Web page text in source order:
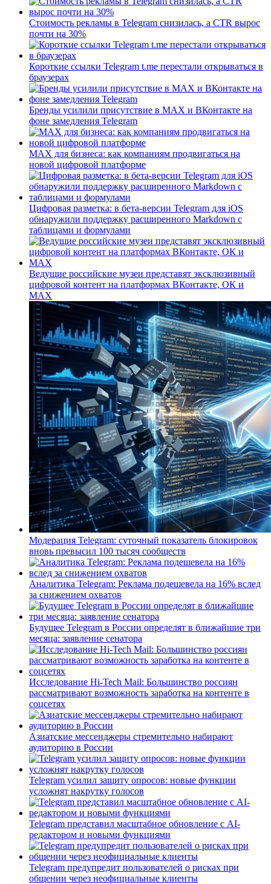
Стоимость рекламы в Telegram снизилась, а CTR вырос
почти на 30%
Короткие ссылки Telegram t.me перестали открываться в
браузерах
Бренды усилили присутствие в MAX и ВКонтакте на
фоне замедления Telegram
MAX для бизнеса: как компаниям продвигаться на
новой цифровой платформе
Цифровая разметка: в бета-версии Telegram для iOS
обнаружили поддержку расширенного Markdown с
таблицами и формулами
Ведущие российские музеи представят эксклюзивный
цифровой контент на платформах ВКонтакте, ОК и
MAX
Модерация Telegram: суточный показатель блокировок
вновь превысил 100 тысяч сообществ
Аналитика Telegram: Реклама подешевела на 16% вслед
за снижением охватов
Будущее Telegram в России определят в ближайшие три
месяца: заявление сенатора
Исследование Hi-Tech Mail: Большинство россиян
рассматривают возможность заработка на контенте в
соцсетях
Азиатские мессенджеры стремительно набирают
аудиторию в России
Telegram усилил защиту опросов: новые функции
усложнят накрутку голосов
Telegram представил масштабное обновление с AI-
редактором и новыми функциями
Telegram предупредит пользователей о рисках при
общении через неофициальные клиенты